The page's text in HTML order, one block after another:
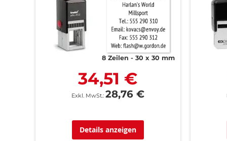
8 Zeilen 30 x 30 mm
34,51 €
28,76 €
Details anzeigen